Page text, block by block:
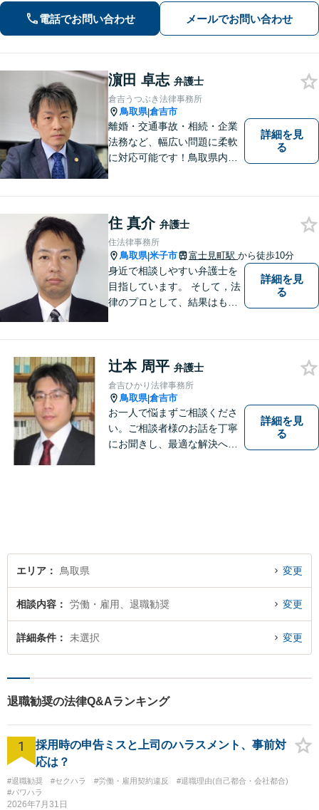
ュニケーションを大切にし、お悩みに
真摯に寄り添います。どんな些細なこ
とでもまずはお気軽にご相談くださ
い。
電話でお問い合わせ メールでお問い合わせ
濵田 卓志 弁護士
倉吉うつぶき法律事務所
鳥取県|倉吉市
離婚・交通事故・相続・企業
法務など、幅広い問題に柔軟
に対応可能です！鳥取県内の
ている方も、お気軽にご相談
ください！【駐車場有】
詳細を見
る
住 真介 弁護士
住法律事務所
鳥取県|米子市 富士見町駅 から徒歩10分
身近で相談しやすい弁護士を
目指しています。 そして，法
律のプロとして、結果はもち
依頼者様の心を理解し，寄り
添いながら問題い解決のサポ
ートを心がけています。
詳細を見
る
辻本 周平 弁護士
倉吉ひかり法律事務所
鳥取県|倉吉市
お一人で悩まずご相談くださ
い。ご相談者様のお話を丁寧
にお聞きし、最適な解決へと
詳細を見
る
エリア 鳥取県 変更
相談内容 労働・雇用、退職勧奨 変更
詳細条件 未選択 変更
退職勧奨の法律Q&Aランキング
1
採用時の申告ミスと上司のハラスメント、事前対
応は？
#退職勧奨 #セクハラ #労働・雇用契約違反
#退職理由(自己都合・会社都合)
#パワハラ
2026年7月31日